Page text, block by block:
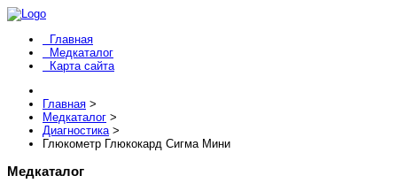
Главная
Медкаталог
Карта сайта
Главная >
Медкаталог >
Диагностика >
Глюкометр Глюкокард Сигма Мини
Медкаталог